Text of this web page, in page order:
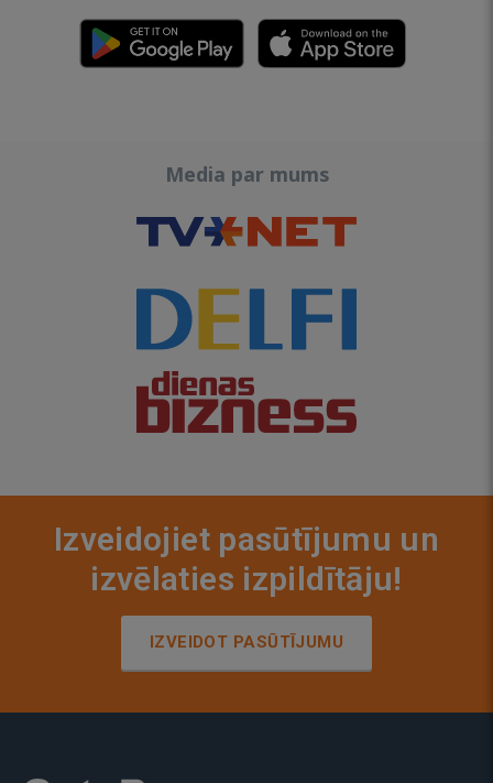
Media par mums
Izveidojiet pasūtījumu un
izvēlaties izpildītāju!
IZVEIDOT PASŪTĪJUMU